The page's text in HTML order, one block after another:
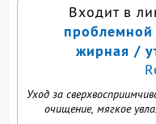
Входит в
жирная /
Уход за
очищение, мягкое